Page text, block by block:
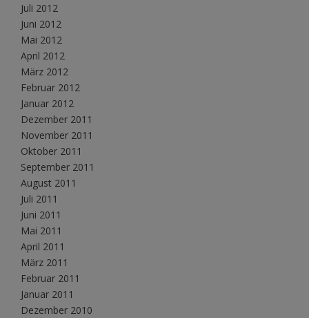
Juli 2012
Juni 2012
Mai 2012
April 2012
März 2012
Februar 2012
Januar 2012
Dezember 2011
November 2011
Oktober 2011
September 2011
August 2011
Juli 2011
Juni 2011
Mai 2011
April 2011
März 2011
Februar 2011
Januar 2011
Dezember 2010